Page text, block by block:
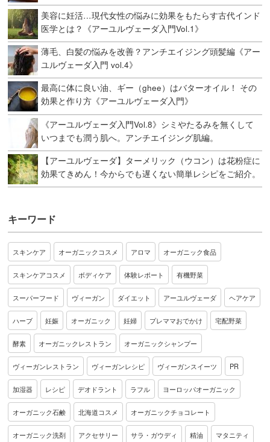
美容に妊活…現代女性の悩みに効果をもたらす古代インド
医学とは？《アーユルヴェーダ入門Vol.1》
薄毛、白髪の悩みを改善？アンチエイジング頭髪編《アー
ユルヴェーダ入門 vol.4》
最高に体に良い油、ギー（ghee）はバターオイル！ その
効果と作り方《アーユルヴェーダ入門》
《アーユルヴェーダ入門Vol.8》シミやたるみを無くして
いつまでも潤う肌へ。アンチエイジング肌編。
【アーユルヴェーダ】ターメリック（ウコン）は花粉症に
効果てきめん！今からでも遅くない簡単レシピをご紹介。
キーワード
スキンケア オーガニックコスメ アロマ オーガニック食品
スキンケアコスメ ボディケア 体験レポート 有機野菜
スーパーフード ヴィーガン ダイエット アーユルヴェーダ ヘアケア
ハーブ 妊娠 オーガニック 妊婦 プレママおでかけ 宅配野菜
酵素 オーガニックレストラン オーガニックシャンプー
ヴィーガンレストラン ヴィーガンレシピ ヴィーガンスイーツ PR
加湿器 レシピ デオドラント ラフル ヨーロッパオーガニック
オーガニック石鹸 北海道コスメ オーガニックチョコレート
オーガニック洗剤 アクセサリー サラ・ガウディ 精油 マタニティ